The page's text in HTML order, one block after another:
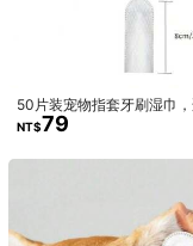
8pcs(1包)
配送到
免費退貨
50片装宠物指套牙刷湿巾，
猫，清洁口臭、牙菌斑和牙垢
NT$79